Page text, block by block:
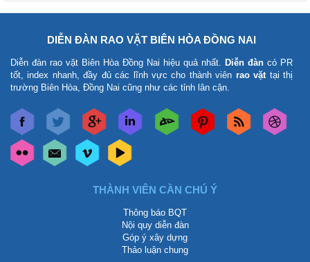
DIỄN ĐÀN RAO VẶT BIÊN HÒA ĐỒNG NAI
Diễn đàn rao vặt Biên Hòa Đồng Nai hiệu quả nhất. Diễn đàn có PR
tốt, index nhanh, đầy đủ các lĩnh vực cho thành viên rao vặt tại thị
trường Biên Hòa, Đồng Nai cũng như các tỉnh lân cận.
THÀNH VIÊN CẦN CHÚ Ý
Thông báo BQT
Nội quy diễn đàn
Góp ý xây dựng
Thảo luận chung